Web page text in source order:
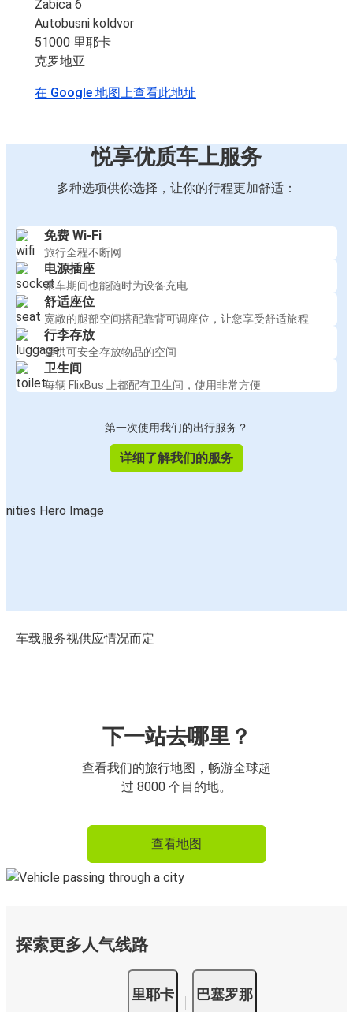
Žabica 6
Autobusni koldvor
51000 里耶卡
克罗地亚
在 Google 地图上查看此地址
悦享优质车上服务
多种选项供你选择，让你的行程更加舒适：
免费 Wi-Fi
旅行全程不断网
电源插座
乘车期间也能随时为设备充电
舒适座位
宽敞的腿部空间搭配靠背可调座位，让您享受舒适旅程
行李存放
提供可安全存放物品的空间
卫生间
每辆 FlixBus 上都配有卫生间，使用非常方便
第一次使用我们的出行服务？
详细了解我们的服务
车载服务视供应情况而定
下一站去哪里？
查看我们的旅行地图，畅游全球超
过 8000 个目的地。
查看地图
探索更多人气线路
里耶卡 巴塞罗那